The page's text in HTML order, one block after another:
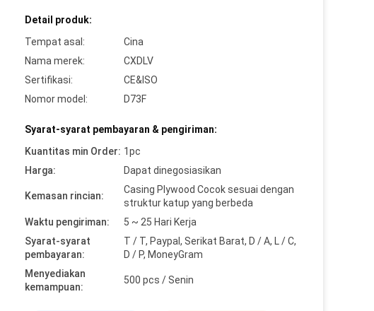
Detail produk:
Tempat asal:
Cina
Nama merek:
CXDLV
Sertifikasi:
CE&ISO
Nomor model:
D73F
Syarat-syarat pembayaran & pengiriman:
Kuantitas min Order: 1pc
Harga:
Dapat dinegosiasikan
Kemasan rincian:
Casing Plywood Cocok sesuai dengan
struktur katup yang berbeda
Waktu pengiriman:
5 ~ 25 Hari Kerja
Syarat-syarat
pembayaran:
T / T, Paypal, Serikat Barat, D / A, L / C,
D / P, MoneyGram
Menyediakan
kemampuan:
500 pcs / Senin